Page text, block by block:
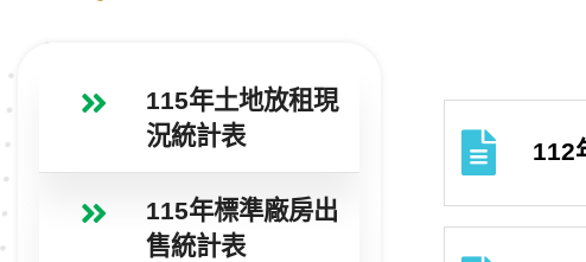
115年土地放租現
況統計表
115年標準廠房出
售統計表
112